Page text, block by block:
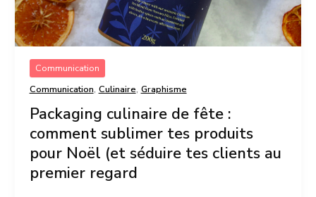
Communication
Communication, Culinaire, Graphisme
Packaging culinaire de fête :
comment sublimer tes produits
pour Noël (et séduire tes clients au
premier regard
(et
séduire
tes
clients
au
premier
regard